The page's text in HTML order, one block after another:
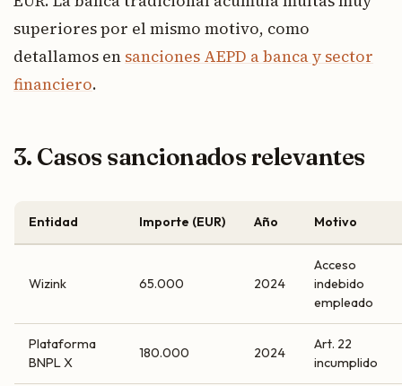
superiores por el mismo motivo, como
detallamos en sanciones AEPD a banca y sector
financiero.
3. Casos sancionados relevantes
Entidad Importe (EUR) Año Motivo
Wizink 65.000 2024
Acceso
indebido
empleado
Plataforma
BNPL X
180.000 2024
Art. 22
incumplido